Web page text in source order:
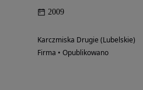
2009
Karczmiska Drugie (Lubelskie)
Firma • Opublikowano